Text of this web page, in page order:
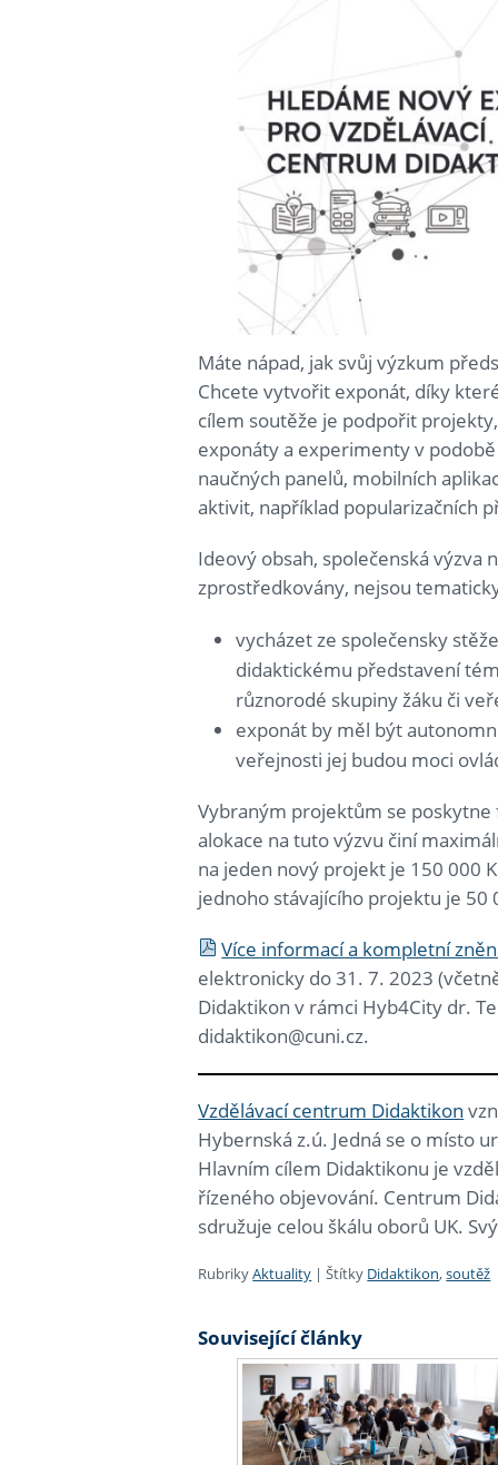
Máte nápad, jak svůj výzkum
Chcete vytvořit exponát, díky
cílem soutěže je podpořit
exponáty a experimenty v
naučných panelů, mobilních
aktivit, například popularizačních
Ideový obsah, společenská
zprostředkovány, nejsou
vycházet ze společensky
didaktickému představení
různorodé skupiny žáku či
exponát by měl být
veřejnosti jej budou moci
Vybraným projektům se poskytne
alokace na tuto výzvu činí
na jeden nový projekt je 150 000
jednoho stávajícího projektu je 50
Více informací a kompletní
elektronicky do 31. 7. 2023
Didaktikon v rámci Hyb4City dr.
didaktikon@cuni.cz.
Vzdělávací centrum Didaktikon
Hybernská z.ú. Jedná se o místo
Hlavním cílem Didaktikonu je
řízeného objevování. Centrum
sdružuje celou škálu oborů UK.
RubrikyAktuality |Štítky Didaktikon,soutěž
Související články